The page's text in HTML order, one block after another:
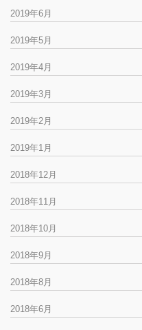
2019年6月
2019年5月
2019年4月
2019年3月
2019年2月
2019年1月
2018年12月
2018年11月
2018年10月
2018年9月
2018年8月
2018年6月